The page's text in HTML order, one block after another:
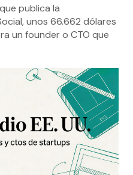
publica la
unos 66.662 dólares
un founder o CTO que